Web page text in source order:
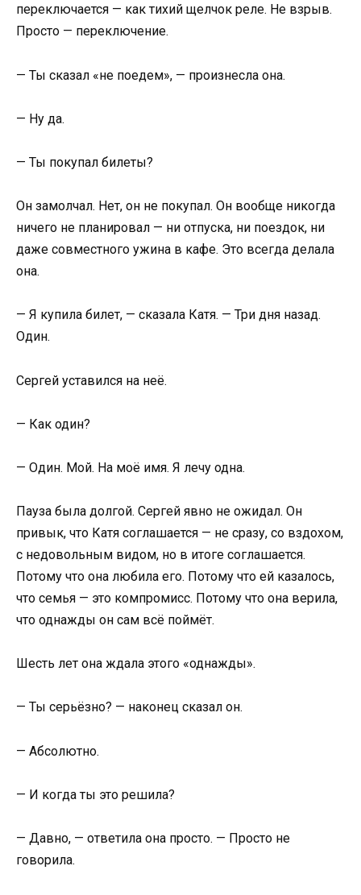
переключается — как тихий щелчок реле. Не взрыв.
Просто — переключение.
— Ты сказал «не поедем», — произнесла она.
— Ну да.
— Ты покупал билеты?
Он замолчал. Нет, он не покупал. Он вообще никогда
ничего не планировал — ни отпуска, ни поездок, ни
даже совместного ужина в кафе. Это всегда делала
она.
— Я купила билет, — сказала Катя. — Три дня назад.
Один.
Сергей уставился на неё.
— Как один?
— Один. Мой. На моё имя. Я лечу одна.
Пауза была долгой. Сергей явно не ожидал. Он
привык, что Катя соглашается — не сразу, со вздохом,
с недовольным видом, но в итоге соглашается.
Потому что она любила его. Потому что ей казалось,
что семья — это компромисс. Потому что она верила,
что однажды он сам всё поймёт.
Шесть лет она ждала этого «однажды».
— Ты серьёзно? — наконец сказал он.
— Абсолютно.
— И когда ты это решила?
— Давно, — ответила она просто. — Просто не
говорила.